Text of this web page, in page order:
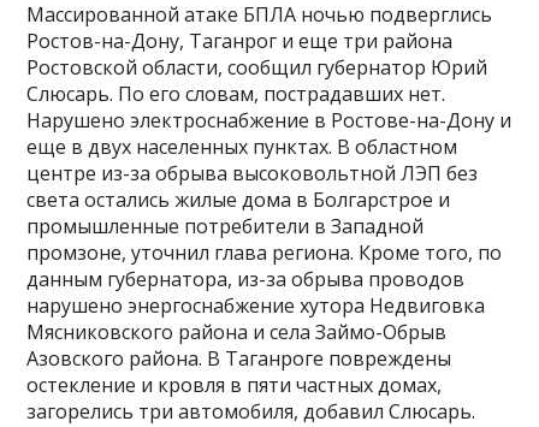
Массированной атаке БПЛА ночью подверглись
Ростов-на-Дону, Таганрог и еще три района
Ростовской области, сообщил губернатор Юрий
Слюсарь. По его словам, пострадавших нет.
Нарушено электроснабжение в Ростове-на-Дону и
еще в двух населенных пунктах. В областном
центре из-за обрыва высоковольтной ЛЭП без
света остались жилые дома в Болгарстрое и
промышленные потребители в Западной
промзоне, уточнил глава региона. Кроме того, по
данным губернатора, из-за обрыва проводов
нарушено энергоснабжение хутора Недвиговка
Мясниковского района и села Займо-Обрыв
Азовского района. В Таганроге повреждены
остекление и кровля в пяти частных домах,
загорелись три автомобиля, добавил Слюсарь.